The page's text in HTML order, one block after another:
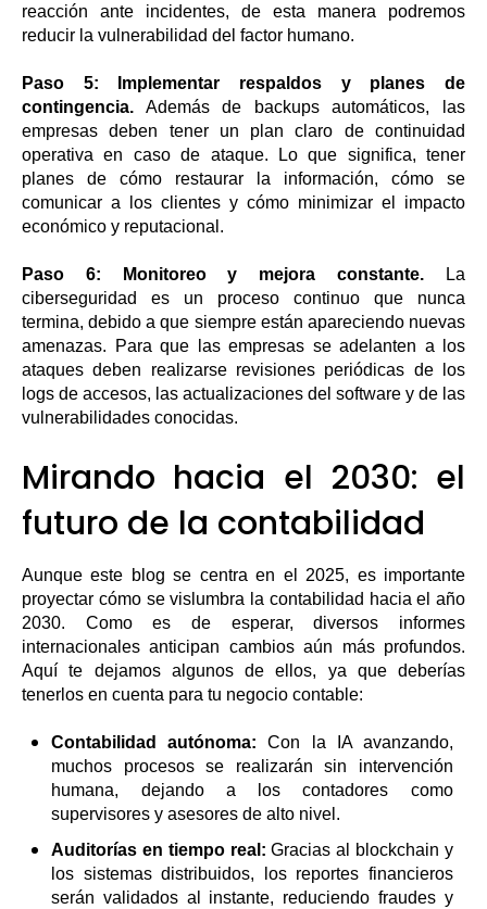
reacción ante incidentes, de esta manera podremos
reducir la vulnerabilidad del factor humano.
Paso 5: Implementar respaldos y planes de
contingencia. Además de backups automáticos, las
empresas deben tener un plan claro de continuidad
operativa en caso de ataque. Lo que significa, tener
planes de cómo restaurar la información, cómo se
comunicar a los clientes y cómo minimizar el impacto
económico y reputacional.
Paso 6: Monitoreo y mejora constante. La
ciberseguridad es un proceso continuo que nunca
termina, debido a que siempre están apareciendo nuevas
amenazas. Para que las empresas se adelanten a los
ataques deben realizarse revisiones periódicas de los
logs de accesos, las actualizaciones del software y de las
vulnerabilidades conocidas.
Mirando hacia el 2030: el
futuro de la contabilidad
Aunque este blog se centra en el 2025, es importante
proyectar cómo se vislumbra la contabilidad hacia el año
2030. Como es de esperar, diversos informes
internacionales anticipan cambios aún más profundos.
Aquí te dejamos algunos de ellos, ya que deberías
tenerlos en cuenta para tu negocio contable:
Contabilidad autónoma: Con la IA avanzando,
muchos procesos se realizarán sin intervención
humana, dejando a los contadores como
supervisores y asesores de alto nivel.
Auditorías en tiempo real: Gracias al blockchain y
los sistemas distribuidos, los reportes financieros
serán validados al instante, reduciendo fraudes y